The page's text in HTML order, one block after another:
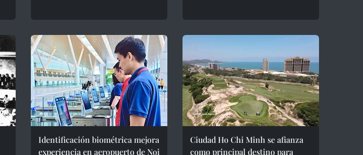
Identificación biométrica mejora
experiencia en aeropuerto de Noi
Ciudad Ho Chi Minh se afianza
como principal destino para